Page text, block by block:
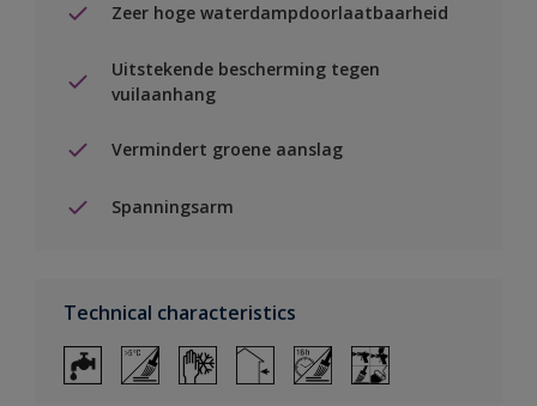
Zeer hoge waterdampdoorlaatbaarheid
Uitstekende bescherming tegen
vuilaanhang
Vermindert groene aanslag
Spanningsarm
Technical characteristics